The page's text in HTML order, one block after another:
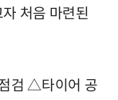
처음 마련된
검 △타이어 공